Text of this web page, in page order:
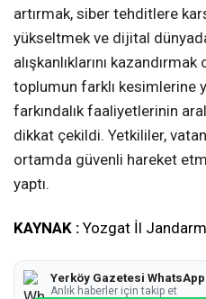
artırmak, siber tehditlere
yükseltmek ve dijital
alışkanlıklarını kazandırmak
toplumun farklı kesimlerine
farkındalık faaliyetlerinin
dikkat çekildi. Yetkililer,
ortamda güvenli hareket
yaptı.
KAYNAK : Yozgat İl
Yerköy Gazetesi WhatsApp
Anlık haberler için takip et